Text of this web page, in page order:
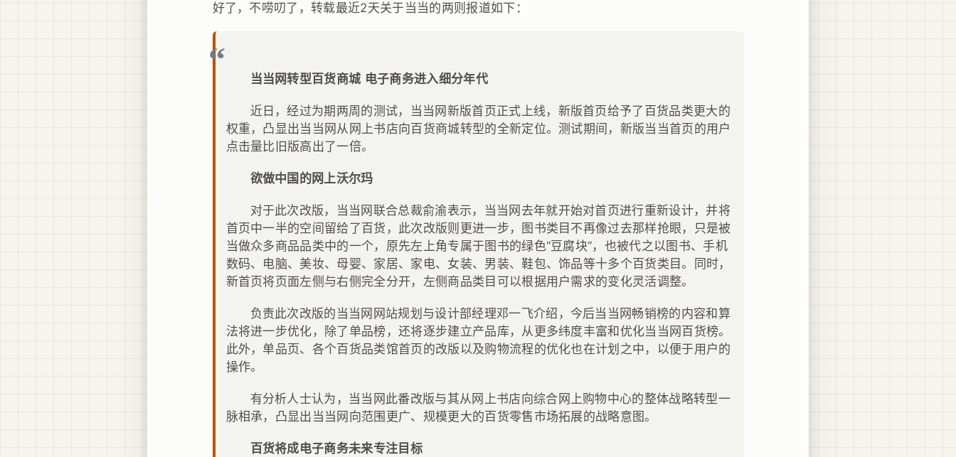
好了，不唠叨了，转载最近2天关于当当的两则报道如下：
当当网转型百货商城 电子商务进入细分年代
近日，经过为期两周的测试，当当网新版首页正式上线，新版首页给予了百货品类更大的
权重，凸显出当当网从网上书店向百货商城转型的全新定位。测试期间，新版当当首页的用户
点击量比旧版高出了一倍。
欲做中国的网上沃尔玛
对于此次改版，当当网联合总裁俞渝表示，当当网去年就开始对首页进行重新设计，并将
首页中一半的空间留给了百货，此次改版则更进一步，图书类目不再像过去那样抢眼，只是被
当做众多商品品类中的一个，原先左上角专属于图书的绿色“豆腐块”，也被代之以图书、手机
数码、电脑、美妆、母婴、家居、家电、女装、男装、鞋包、饰品等十多个百货类目。同时，
新首页将页面左侧与右侧完全分开，左侧商品类目可以根据用户需求的变化灵活调整。
负责此次改版的当当网网站规划与设计部经理邓一飞介绍，今后当当网畅销榜的内容和算
法将进一步优化，除了单品榜，还将逐步建立产品库，从更多纬度丰富和优化当当网百货榜。
此外，单品页、各个百货品类馆首页的改版以及购物流程的优化也在计划之中，以便于用户的
操作。
有分析人士认为，当当网此番改版与其从网上书店向综合网上购物中心的整体战略转型一
脉相承，凸显出当当网向范围更广、规模更大的百货零售市场拓展的战略意图。
百货将成电子商务未来专注目标